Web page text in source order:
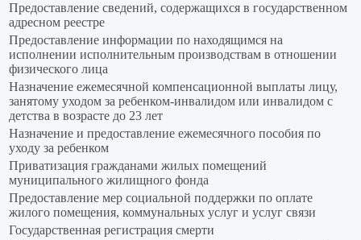
Предоставление сведений, содержащихся в государственном
адресном реестре
Предоставление информации по находящимся на
исполнении исполнительным производствам в отношении
физического лица
Назначение ежемесячной компенсационной выплаты лицу,
занятому уходом за ребенком-инвалидом или инвалидом с
детства в возрасте до 23 лет
Назначение и предоставление ежемесячного пособия по
уходу за ребенком
Приватизация гражданами жилых помещений
муниципального жилищного фонда
Предоставление мер социальной поддержки по оплате
жилого помещения, коммунальных услуг и услуг связи
Государственная регистрация смерти